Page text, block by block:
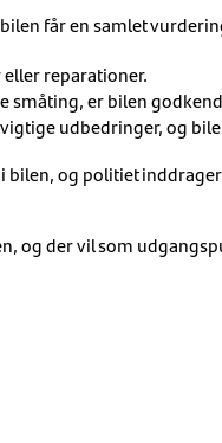
får en samlet
reparationer.
småting, er bilen
udbedringer, og
bilen, og politiet
og der vil som